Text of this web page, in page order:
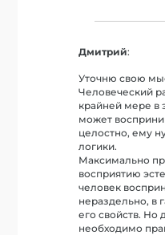
Дмитрий:
Уточню свою
Человеческий
крайней мере в
может
целостно, ему
логики.
Максимально
восприятию
человек
нераздельно, в
его свойств. Но
необходимо